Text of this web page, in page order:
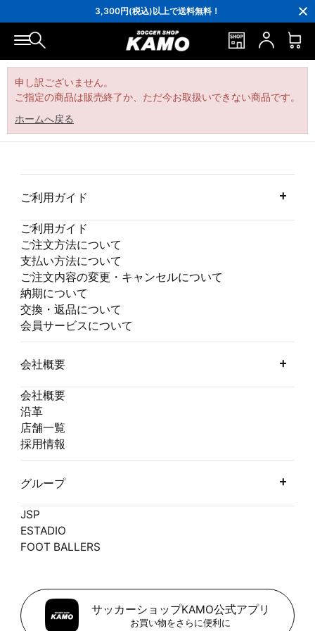
3,300円(税込)以上で送料無料！
ポイント還元率5％！プレミア会員は7％
会員の方にはお誕生月に「10％OFFクーポン」プレゼント！
16,000円(税込)以上でシューズケースプレゼント！
3,300円(税込)以上で送料無料！
申し訳ございません。
ご指定の商品は販売終了か、ただ今お取扱いできない商品です。
ホームへ戻る
ご利用ガイド
ご利用ガイド
ご注文方法について
支払い方法について
ご注文内容の変更・キャンセルについて
納期について
交換・返品について
会員サービスについて
会社概要
会社概要
沿革
店舗一覧
採用情報
グループ
JSP
ESTADIO
FOOT BALLERS
サッカーショップKAMO公式アプリ
お買い物をさらに便利に